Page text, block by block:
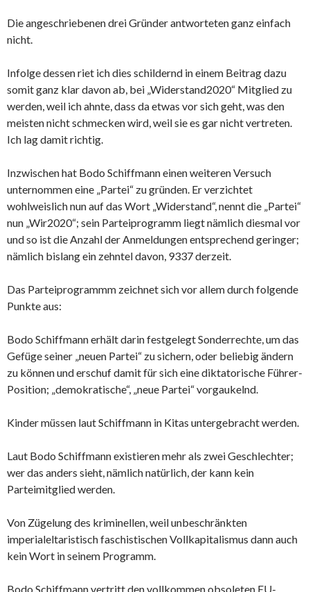
Die angeschriebenen drei Gründer antworteten ganz einfach
nicht.
Infolge dessen riet ich dies schildernd in einem Beitrag dazu
somit ganz klar davon ab, bei „Widerstand2020“ Mitglied zu
werden, weil ich ahnte, dass da etwas vor sich geht, was den
meisten nicht schmecken wird, weil sie es gar nicht vertreten.
Ich lag damit richtig.
Inzwischen hat Bodo Schiffmann einen weiteren Versuch
unternommen eine „Partei“ zu gründen. Er verzichtet
wohlweislich nun auf das Wort „Widerstand“, nennt die „Partei“
nun „Wir2020“; sein Parteiprogramm liegt nämlich diesmal vor
und so ist die Anzahl der Anmeldungen entsprechend geringer;
nämlich bislang ein zehntel davon, 9337 derzeit.
Das Parteiprogrammm zeichnet sich vor allem durch folgende
Punkte aus:
Bodo Schiffmann erhält darin festgelegt Sonderrechte, um das
Gefüge seiner „neuen Partei“ zu sichern, oder beliebig ändern
zu können und erschuf damit für sich eine diktatorische Führer-
Position; „demokratische“, „neue Partei“ vorgaukelnd.
Kinder müssen laut Schiffmann in Kitas untergebracht werden.
Laut Bodo Schiffmann existieren mehr als zwei Geschlechter;
wer das anders sieht, nämlich natürlich, der kann kein
Parteimitglied werden.
Von Zügelung des kriminellen, weil unbeschränkten
imperialeltaristisch faschistischen Vollkapitalismus dann auch
kein Wort in seinem Programm.
Bodo Schiffmann vertritt den vollkommen obsoleten EU-